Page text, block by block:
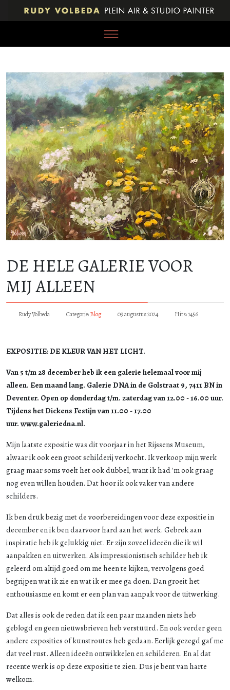
DE HELE GALERIE VOOR
MIJ ALLEEN
Rudy Volbeda Categorie:Blog 09 augustus 2024 Hits: 1456
EXPOSITIE: DE KLEUR VAN HET LICHT.
Van 5 t/m 28 december heb ik een galerie helemaal voor mij
alleen. Een maand lang. Galerie DNA in de Golstraat 9, 7411 BN in
Deventer. Open op donderdag t/m. zaterdag van 12.00 - 16.00 uur.
Tijdens het Dickens Festijn van 11.00 - 17.00
uur. www.galeriedna.nl.
Mijn laatste expositie was dit voorjaar in het Rijssens Museum,
alwaar ik ook een groot schilderij verkocht. Ik verkoop mijn werk
graag maar soms voelt het ook dubbel, want ik had 'm ook graag
nog even willen houden. Dat hoor ik ook vaker van andere
schilders.
Ik ben druk bezig met de voorbereidingen voor deze expositie in
december en ik ben daarvoor hard aan het werk. Gebrek aan
inspiratie heb ik gelukkig niet. Er zijn zoveel ideeën die ik wil
aanpakken en uitwerken. Als impressionistisch schilder heb ik
geleerd om altijd goed om me heen te kijken, vervolgens goed
begrijpen wat ik zie en wat ik er mee ga doen. Dan groeit het
enthousiasme en komt er een plan van aanpak voor de uitwerking.
Dat alles is ook de reden dat ik een paar maanden niets heb
geblogd en geen nieuwsbrieven heb verstuurd. En ook verder geen
andere exposities of kunstroutes heb gedaan. Eerlijk gezegd gaf me
dat veel rust. Alleen ideeën ontwikkelen en schilderen. En al dat
recente werk is op deze expositie te zien. Dus je bent van harte
welkom.